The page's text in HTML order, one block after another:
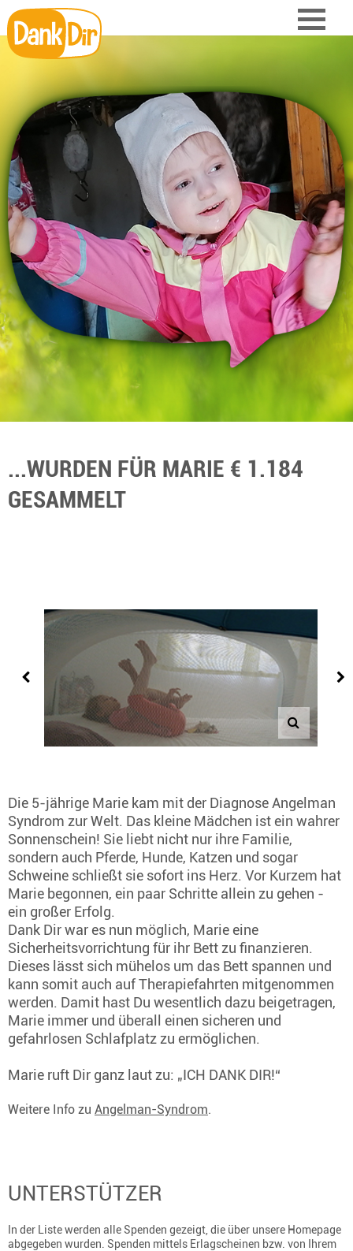
...WURDEN FÜR MARIE € 1.184
GESAMMELT
Die 5-jährige Marie kam mit der Diagnose Angelman
Syndrom zur Welt. Das kleine Mädchen ist ein wahrer
Sonnenschein! Sie liebt nicht nur ihre Familie,
sondern auch Pferde, Hunde, Katzen und sogar
Schweine schließt sie sofort ins Herz. Vor Kurzem hat
Marie begonnen, ein paar Schritte allein zu gehen -
ein großer Erfolg.
Dank Dir war es nun möglich, Marie eine
Sicherheitsvorrichtung für ihr Bett zu finanzieren.
Dieses lässt sich mühelos um das Bett spannen und
kann somit auch auf Therapiefahrten mitgenommen
werden. Damit hast Du wesentlich dazu beigetragen,
Marie immer und überall einen sicheren und
gefahrlosen Schlafplatz zu ermöglichen.
Marie ruft Dir ganz laut zu: „ICH DANK DIR!“
Weitere Info zu Angelman-Syndrom.
UNTERSTÜTZER
In der Liste werden alle Spenden gezeigt, die über unsere Homepage
abgegeben wurden. Spenden mittels Erlagscheinen bzw. von Ihrem